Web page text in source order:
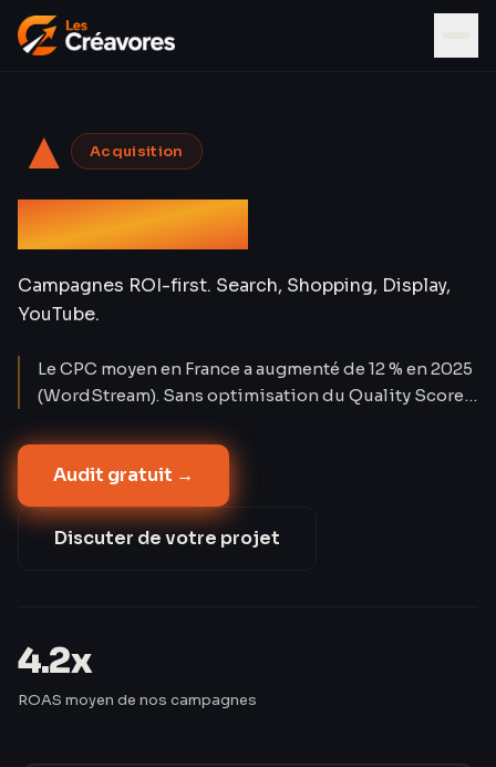
▲ Acquisition
Google Ads
Campagnes ROI-first. Search, Shopping, Display,
YouTube.
Le CPC moyen en France a augmenté de 12 % en 2025
(WordStream). Sans optimisation du Quality Score,
de son potentiel. Nos comptes affichent un Quality
Score moyen de 7,8/10 — soit un CPC réduit de 38 %
par rapport au marché.
Audit gratuit →
Discuter de votre projet
4.2x
ROAS moyen de nos campagnes